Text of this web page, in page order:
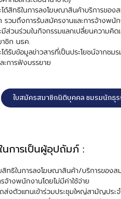
ด้สิทธิในการลงโฆษณาสินค้าบริการของ
รวมถึงการรับสมัครงานและการจ้างพนั
ส่วนร่วมในกิจกรรมแลกเปลี่ยนความคิ
ชิก นธค.
ด้รับข้อมูลข่าวสารที่เป็นประโยชน์จากช
ะการฟังบรรยาย
ใบสมัครสมาชิกนิติบุคคล ชมรมนักธุ
นการเป็นผู้อุปถัมภ์ :
สิทธิในการลงโฆษณาสินค้า/บริการของ
จ้างพนักงานโดยไม่มีค่าใช้จ่าย
งตัวแทนเข้าร่วมประชุมใหญ่สามัญประจ